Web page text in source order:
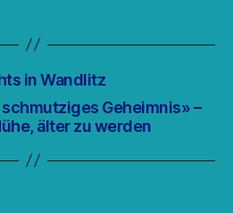
in Wandlitz
Geheimnis» –
älter zu werden